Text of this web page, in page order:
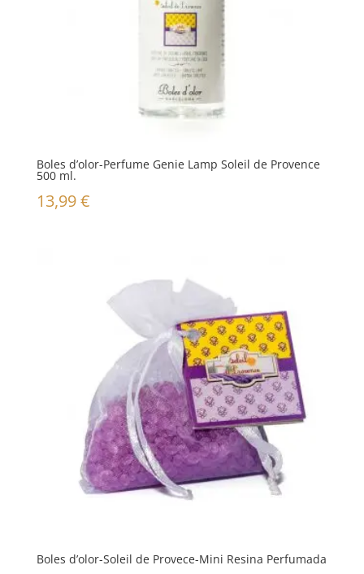
Boles d’olor-Perfume Genie Lamp Soleil de Provence
500 ml.
13,99€
Boles d’olor-Soleil de Provece-Mini Resina Perfumada